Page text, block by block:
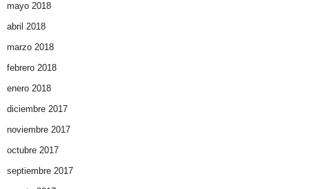
mayo 2018
abril 2018
marzo 2018
febrero 2018
enero 2018
diciembre 2017
noviembre 2017
octubre 2017
septiembre 2017